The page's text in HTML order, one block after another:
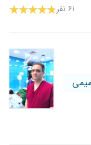
۶۱ نفر